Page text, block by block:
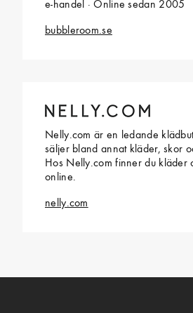
e-handel · Online sedan 2005
bubbleroom.se
Nelly.com är en ledande
säljer bland annat kläder, skor
Hos Nelly.com finner du kläder
online.
nelly.com